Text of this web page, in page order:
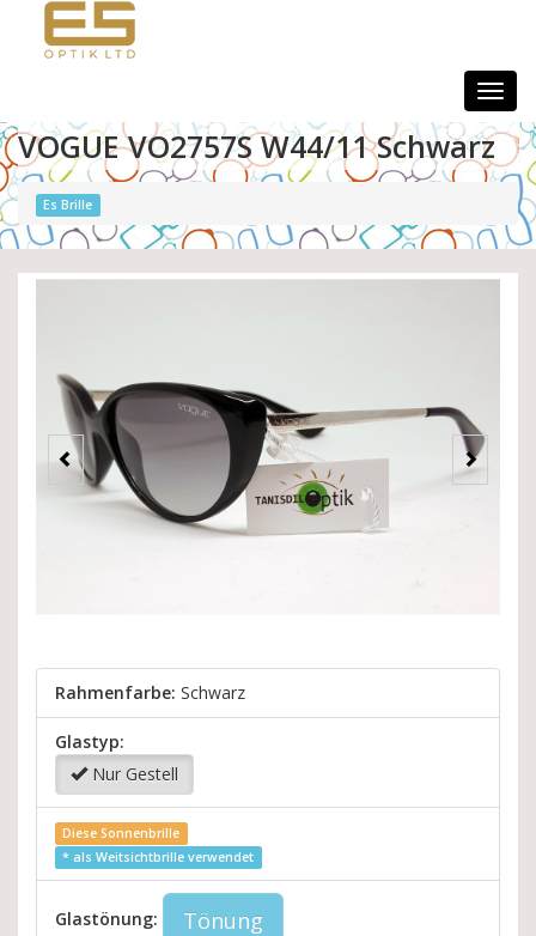
VOGUE VO2757S W44/11 Schwarz
Es Brille
Rahmenfarbe: Schwarz
Glastyp:
Nur Gestell
Diese Sonnenbrille
* als Weitsichtbrille verwendet
Glastönung: Tönung